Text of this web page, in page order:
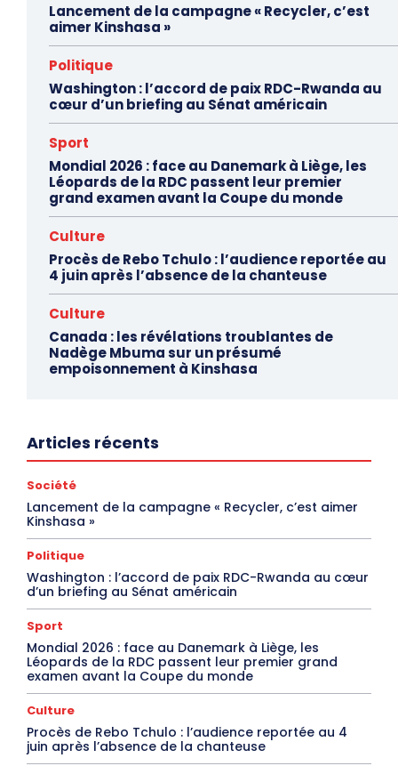
Lancement de la campagne « Recycler, c’est
aimer Kinshasa »
Politique
Washington : l’accord de paix RDC-Rwanda au
cœur d’un briefing au Sénat américain
Sport
Mondial 2026 : face au Danemark à Liège, les
Léopards de la RDC passent leur premier
grand examen avant la Coupe du monde
Culture
Procès de Rebo Tchulo : l’audience reportée au
4 juin après l’absence de la chanteuse
Culture
Canada : les révélations troublantes de
Nadège Mbuma sur un présumé
empoisonnement à Kinshasa
Articles récents
Société
Lancement de la campagne « Recycler, c’est aimer
Kinshasa »
Politique
Washington : l’accord de paix RDC-Rwanda au cœur
d’un briefing au Sénat américain
Sport
Mondial 2026 : face au Danemark à Liège, les
Léopards de la RDC passent leur premier grand
examen avant la Coupe du monde
Culture
Procès de Rebo Tchulo : l’audience reportée au 4
juin après l’absence de la chanteuse